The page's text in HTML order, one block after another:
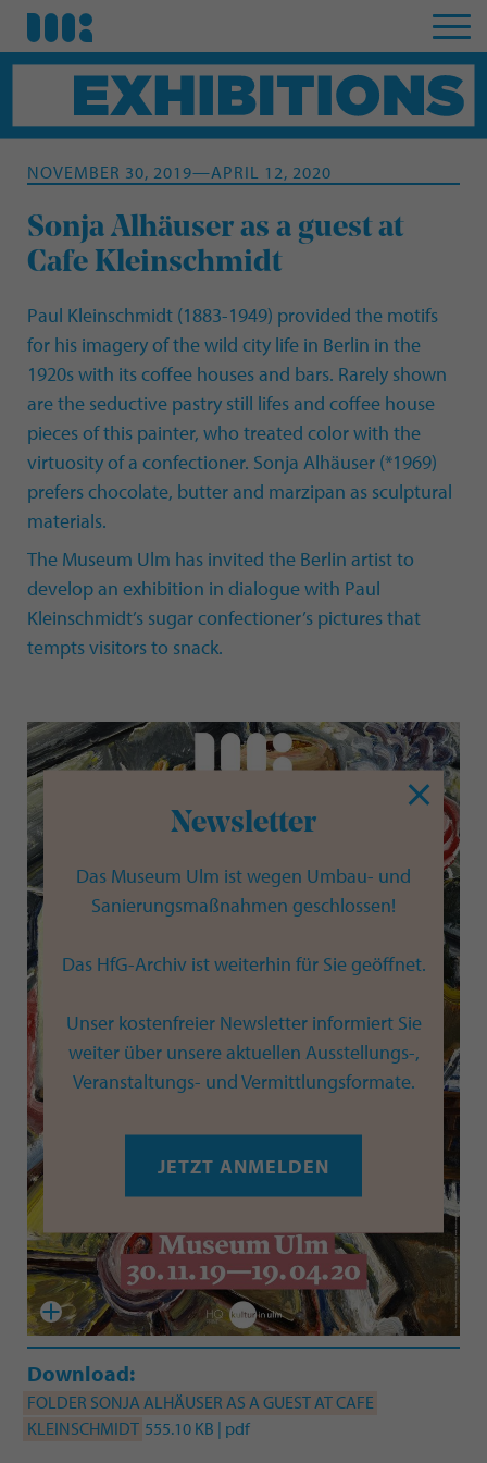
NOVEMBER 30, 2019—APRIL 12, 2020
Sonja Alhäuser as a guest at
Cafe Kleinschmidt
Paul Kleinschmidt (1883-1949) provided the motifs
for his imagery of the wild city life in Berlin in the
1920s with its coffee houses and bars. Rarely shown
are the seductive pastry still lifes and coffee house
pieces of this painter, who treated color with the
virtuosity of a confectioner. Sonja Alhäuser (*1969)
prefers chocolate, butter and marzipan as sculptural
materials.
The Museum Ulm has invited the Berlin artist to
develop an exhibition in dialogue with Paul
Kleinschmidt’s sugar confectioner’s pictures that
tempts visitors to snack.
Download:
FOLDER SONJA ALHÄUSER AS A GUEST AT CAFE
KLEINSCHMIDT 555.10 KB | pdf
Newsletter
Das Museum Ulm ist wegen Umbau- und
Sanierungsmaßnahmen geschlossen!
Das HfG-Archiv ist weiterhin für Sie geöffnet.
Unser kostenfreier Newsletter informiert Sie
weiter über unsere aktuellen Ausstellungs-,
Veranstaltungs- und Vermittlungsformate.
JETZT ANMELDEN